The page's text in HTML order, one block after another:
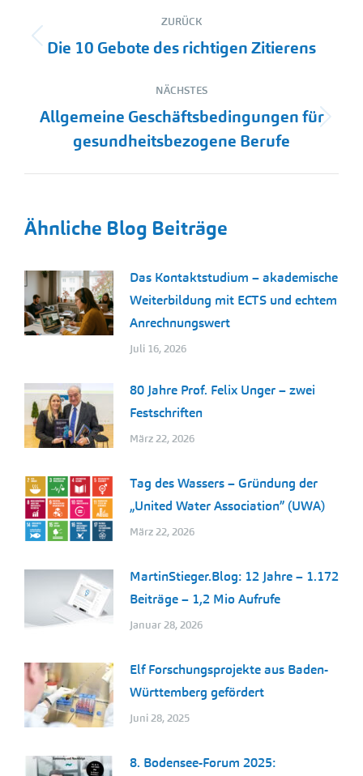
Kommentarnavigation
ZURÜCK
Vorheriger
Die 10 Gebote des richtigen Zitierens
NÄCHSTES
Nächster
Beitrag:
Allgemeine Geschäftsbedingungen für
gesundheitsbezogene Berufe
Ähnliche Blog Beiträge
Das Kontaktstudium – akademische
Weiterbildung mit ECTS und echtem
Anrechnungswert
Juli 16, 2026
80 Jahre Prof. Felix Unger – zwei
Festschriften
März 22, 2026
Tag des Wassers – Gründung der
„United Water Association” (UWA)
März 22, 2026
MartinStieger.Blog: 12 Jahre – 1.172
Beiträge – 1,2 Mio Aufrufe
Januar 28, 2026
Elf Forschungsprojekte aus Baden-
Württemberg gefördert
Juni 28, 2025
8. Bodensee-Forum 2025: